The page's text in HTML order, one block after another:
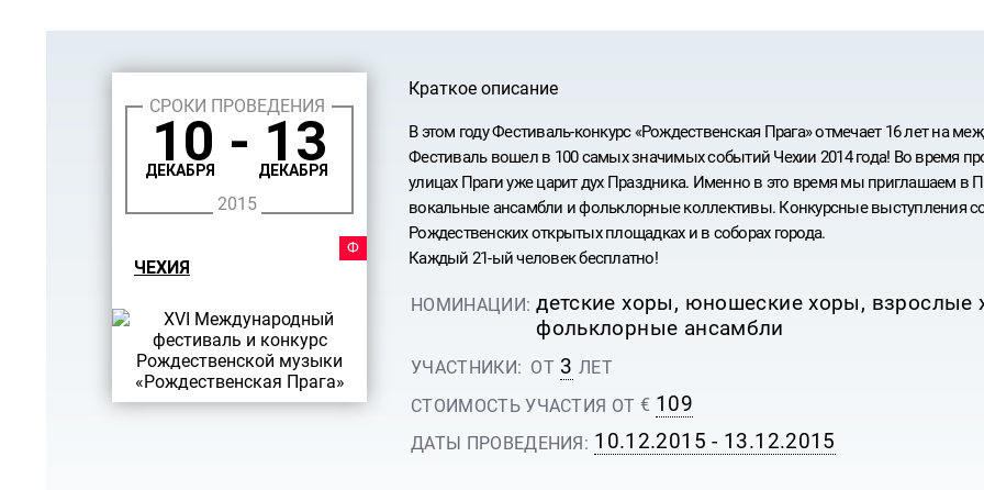
СРОКИ ПРОВЕДЕНИЯ
10 - 13
ДЕКАБРЯ ДЕКАБРЯ
2015
ФЕСТИВАЛЬ
ЧЕХИЯ
Краткое описание
В этом году Фестиваль-конкурс «Рождественская Прага» отмечает 16 лет на
Фестиваль вошел в 100 самых значимых событий Чехии 2014 года! Во время
улицах Праги уже царит дух Праздника. Именно в это время мы приглашаем в
вокальные ансамбли и фольклорные коллективы. Конкурсные выступления
Рождественских открытых площадках и в соборах города.
Каждый 21-ый человек бесплатно!
НОМИНАЦИИ: детские хоры, юношеские хоры, взрослые
фольклорные ансамбли
УЧАСТНИКИ: ОТ 3 ЛЕТ
СТОИМОСТЬ УЧАСТИЯ ОТ € 109
ДАТЫ ПРОВЕДЕНИЯ: 10.12.2015 - 13.12.2015